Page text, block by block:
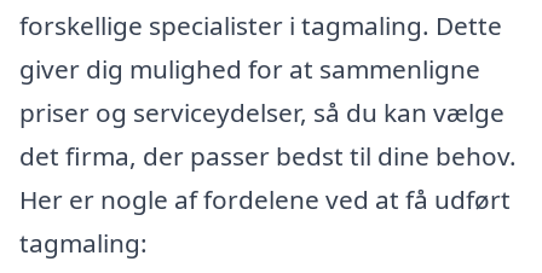
forskellige specialister i tagmaling. Dette
giver dig mulighed for at sammenligne
priser og serviceydelser, så du kan vælge
det firma, der passer bedst til dine behov.
Her er nogle af fordelene ved at få udført
tagmaling: